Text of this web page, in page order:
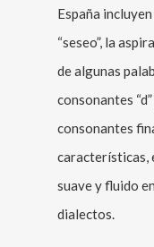
España
“seseo”, la
de algunas
consonantes
consonantes
características,
suave y fluido
dialectos.